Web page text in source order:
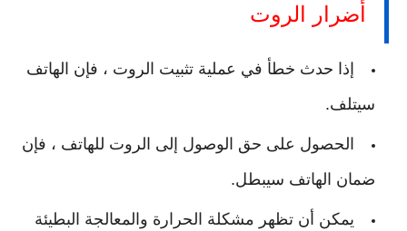
أضرار الروت
إذا حدث خطأ في عملية تثبيت الروت ، فإن الهاتف
سيتلف.
الحصول على حق الوصول إلى الروت للهاتف ، فإن
ضمان الهاتف سيبطل.
يمكن أن تظهر مشكلة الحرارة والمعالجة البطيئة